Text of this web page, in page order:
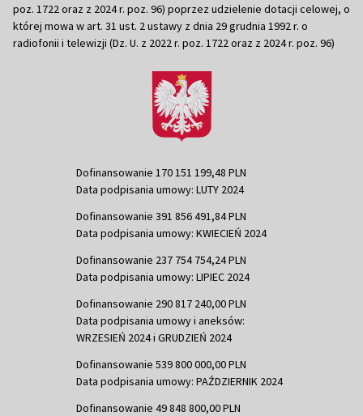
poz. 1722 oraz z 2024 r. poz. 96) poprzez udzielenie dotacji celowej, o
której mowa w art. 31 ust. 2 ustawy z dnia 29 grudnia 1992 r. o
radiofonii i telewizji (Dz. U. z 2022 r. poz. 1722 oraz z 2024 r. poz. 96)
Dofinansowanie 170 151 199,48 PLN
Data podpisania umowy: LUTY 2024
Dofinansowanie 391 856 491,84 PLN
Data podpisania umowy: KWIECIEŃ 2024
Dofinansowanie 237 754 754,24 PLN
Data podpisania umowy: LIPIEC 2024
Dofinansowanie 290 817 240,00 PLN
Data podpisania umowy i aneksów:
WRZESIEŃ 2024 i GRUDZIEŃ 2024
Dofinansowanie 539 800 000,00 PLN
Data podpisania umowy: PAŹDZIERNIK 2024
Dofinansowanie 49 848 800,00 PLN